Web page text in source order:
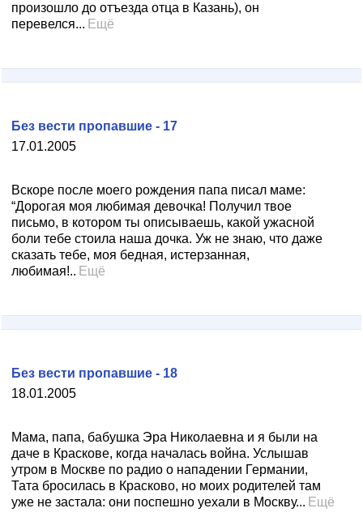
произошло до отъезда отца в Казань), он
перевелся... Ещё
17.01.2005
Без вести пропавшие - 17
Вскоре после моего рождения папа писал маме:
“Дорогая моя любимая девочка! Получил твое
письмо, в котором ты описываешь, какой ужасной
боли тебе стоила наша дочка. Уж не знаю, что даже
сказать тебе, моя бедная, истерзанная,
любимая!.. Ещё
18.01.2005
Без вести пропавшие - 18
Мама, папа, бабушка Эра Николаевна и я были на
даче в Краскове, когда началась война. Услышав
утром в Москве по радио о нападении Германии,
Тата бросилась в Красково, но моих родителей там
уже не застала: они поспешно уехали в Москву... Ещё